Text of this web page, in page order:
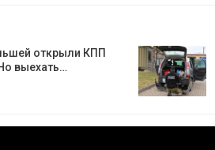
открыли КПП
выехать…